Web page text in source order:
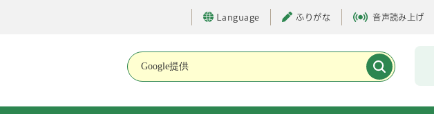
Language ふりがな 音声読み上げ